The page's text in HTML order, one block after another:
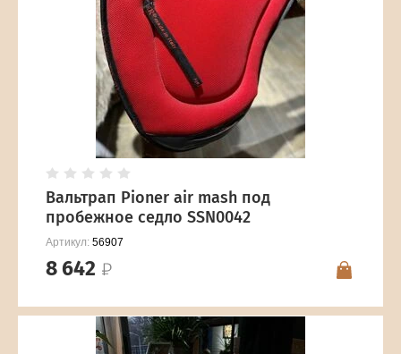
Вальтрап Pioner air mash под
пробежное седло SSN0042
Артикул: 56907
8 642